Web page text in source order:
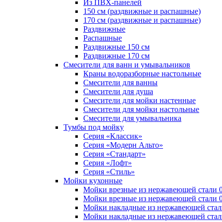
Из ПВХ-панелей
150 см (раздвижные и распашные)
170 см (раздвижные и распашные)
Раздвижные
Распашные
Раздвижные 150 см
Раздвижные 170 см
Смесители для ванн и умывальников
Краны водоразборные настольные
Смесители для ванны
Смесители для душа
Смесители для мойки настенные
Смесители для мойки настольные
Смесители для умывальника
Тумбы под мойку
Серия «Классик»
Серия «Модерн Альто»
Серия «Стандарт»
Серия «Лофт»
Серия «Стиль»
Мойки кухонные
Мойки врезные из нержавеющей стали
Мойки врезные из нержавеющей стали
Мойки накладные из нержавеющей
Мойки накладные из нержавеющей